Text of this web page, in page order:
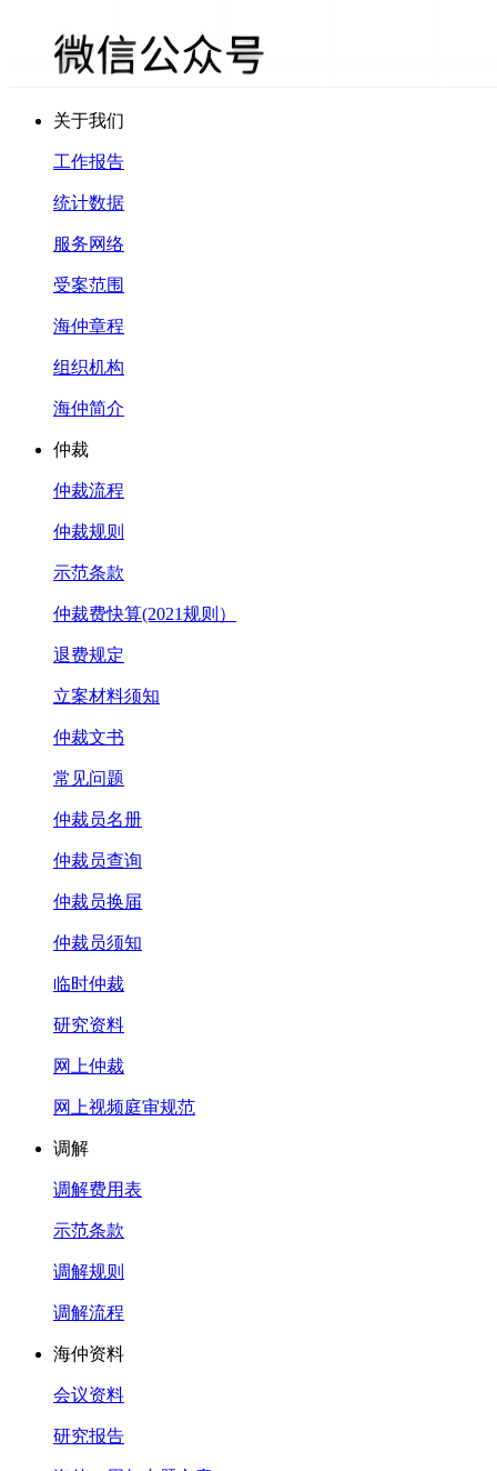
关于我们
工作报告
统计数据
服务网络
受案范围
海仲章程
组织机构
海仲简介
仲裁
仲裁流程
仲裁规则
示范条款
仲裁费快算(2021规则）
退费规定
立案材料须知
仲裁文书
常见问题
仲裁员名册
仲裁员查询
仲裁员换届
仲裁员须知
临时仲裁
研究资料
网上仲裁
网上视频庭审规范
调解
调解费用表
示范条款
调解规则
调解流程
海仲资料
会议资料
研究报告